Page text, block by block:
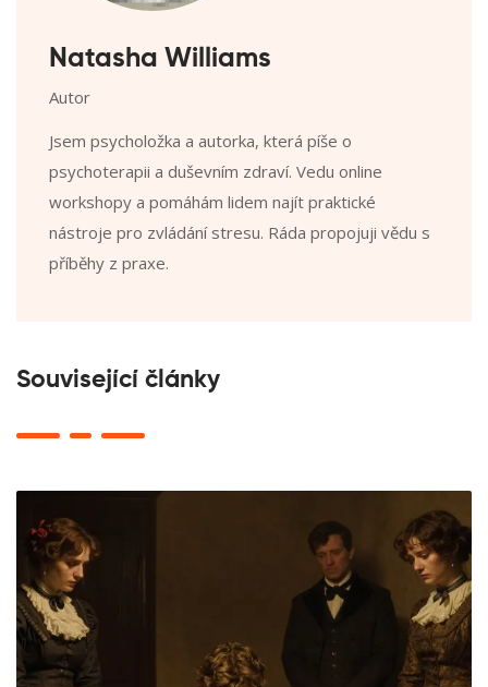
Natasha Williams
Autor
Jsem psycholožka a autorka, která píše o
psychoterapii a duševním zdraví. Vedu online
workshopy a pomáhám lidem najít praktické
nástroje pro zvládání stresu. Ráda propojuji vědu s
příběhy z praxe.
Související články